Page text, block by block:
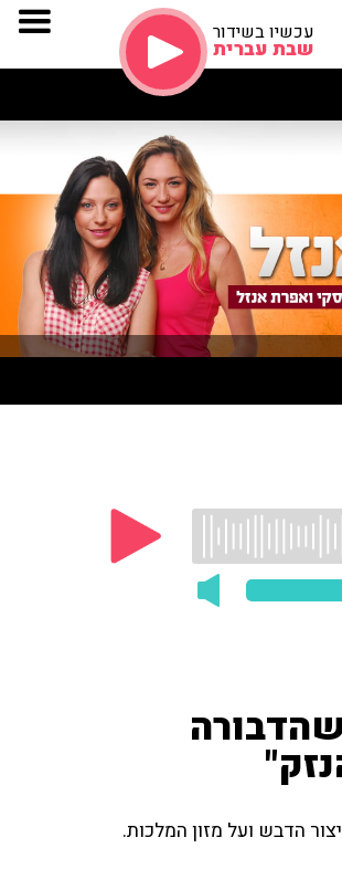
עכשיו בשידור
שבת עברית
הדבש ועל מזון המלכות.